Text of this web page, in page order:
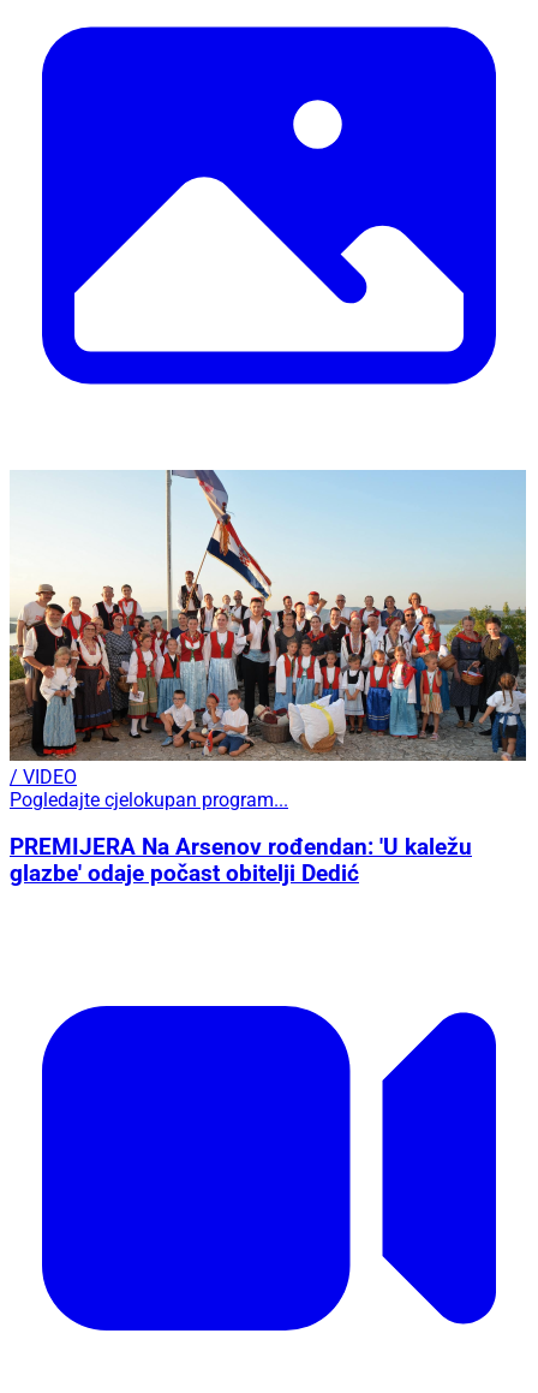
/ VIDEO
Pogledajte cjelokupan program...
PREMIJERA Na Arsenov rođendan: 'U kaležu
glazbe' odaje počast obitelji Dedić